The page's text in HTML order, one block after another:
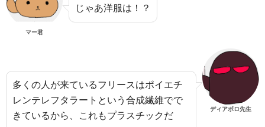
マー君
じゃあ洋服は！？
多くの人が来ているフリースはポイエチ
レンテレフタラートという合成繊維でで
きているから、これもプラスチックだ
ディアボロ先生